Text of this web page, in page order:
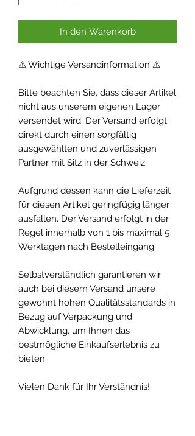
In den Warenkorb
⚠ Wichtige Versandinformation ⚠
Bitte beachten Sie, dass dieser Artikel
nicht aus unserem eigenen Lager
versendet wird. Der Versand erfolgt
direkt durch einen sorgfältig
ausgewählten und zuverlässigen
Partner mit Sitz in der Schweiz.
Aufgrund dessen kann die Lieferzeit
für diesen Artikel geringfügig länger
ausfallen. Der Versand erfolgt in der
Regel innerhalb von 1 bis maximal 5
Werktagen nach Bestelleingang.
Selbstverständlich garantieren wir
auch bei diesem Versand unsere
gewohnt hohen Qualitätsstandards in
Bezug auf Verpackung und
Abwicklung, um Ihnen das
bestmögliche Einkaufserlebnis zu
bieten.
Vielen Dank für Ihr Verständnis!